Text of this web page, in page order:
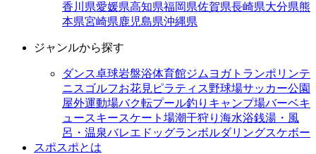
香川県愛媛県高知県福岡県佐賀県長崎県大分県熊
本県宮崎県鹿児島県沖縄県
ジャンルから探す
ダンス卓球岩盤浴体育館ジム ヨガトランポリンテ
ニス ゴルフお花見 ピラティス野球場サッカー公園
屋外運動場バク転プール釣り キャンプ場バーベキ
ュースキースケート場潮干狩り 海水浴銭湯・風
呂・温泉バレエ ドッグランボルダリングスケボー
スポスポとは